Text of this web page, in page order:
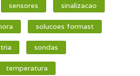
sensores sinalizacao
solucoes formast
sondas
temperatura